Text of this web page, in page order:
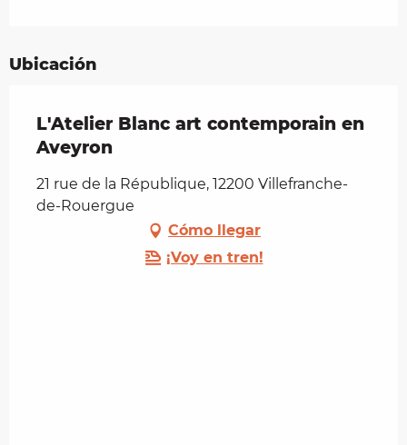
Ubicación
L'Atelier Blanc art contemporain en
Aveyron
21 rue de la République, 12200 Villefranche-
de-Rouergue
Cómo llegar
¡Voy en tren!